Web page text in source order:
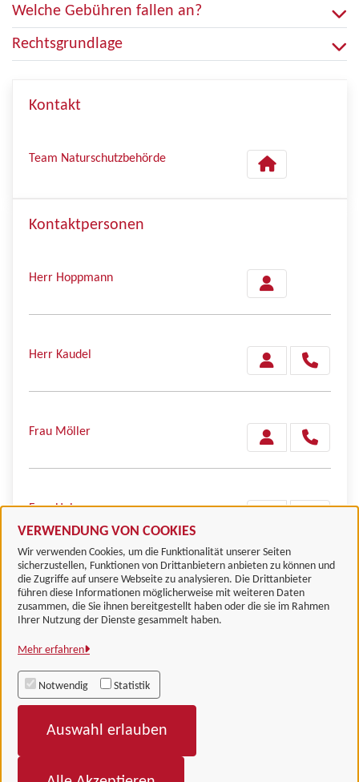
VERWENDUNG VON COOKIES
Wir verwenden Cookies, um die Funktionalität unserer Seiten
sicherzustellen, Funktionen von Drittanbietern anbieten zu können und
die Zugriffe auf unsere Webseite zu analysieren. Die Drittanbieter
führen diese Informationen möglicherweise mit weiteren Daten
zusammen, die Sie ihnen bereitgestellt haben oder die sie im Rahmen
Ihrer Nutzung der Dienste gesammelt haben.
Mehr erfahren
Notwendig Statistik
Auswahl erlauben
Welche Gebühren fallen an?
Rechtsgrundlage
Kontakt
Team Naturschutzbehörde
Kontaktpersonen
Herr Hoppmann
Herr Kaudel
Frau Möller
Frau Heinemann
Landkreis Göttingen
Alle Rechte vorbehalten
Barrierefreiheit